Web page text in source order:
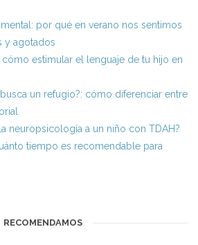
por qué en verano nos sentimos
y agotados
cómo estimular el lenguaje de tu hijo en
un refugio?: cómo diferenciar entre
neuropsicología a un niño con TDAH?
tiempo es recomendable para
RECOMENDAMOS